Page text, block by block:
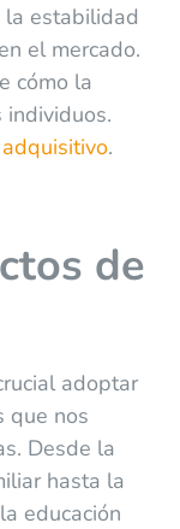
la estabilidad
el mercado.
cómo la
individuos.
.
de
adoptar
que nos
Desde la
hasta la
educación